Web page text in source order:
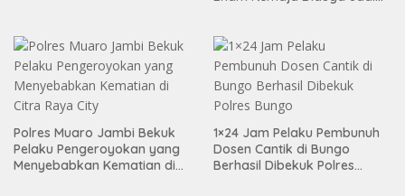
Polres Muaro Jambi Bekuk
Pelaku Pengeroyokan yang
Menyebabkan Kematian di
1×24 Jam Pelaku Pembunuh
Dosen Cantik di Bungo
Berhasil Dibekuk Polres